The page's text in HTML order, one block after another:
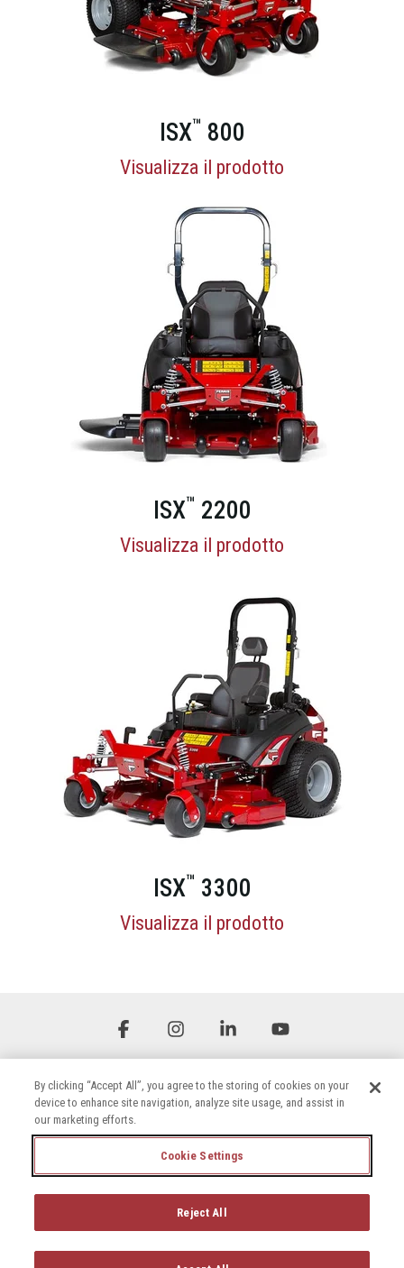
ISX™ 800
Visualizza il prodotto
ISX™ 2200
Visualizza il prodotto
ISX™ 3300
Visualizza il prodotto
Dichiarazione di accessibilità
© 2026 Briggs & Stratton, LLC. All rights reserved.
FacebookInstagramLinkedin
By clicking “Accept All”, you agree to the storing of cookies on your
device to enhance site navigation, analyze site usage, and assist in
our marketing efforts.
Cookie Settings
Reject All